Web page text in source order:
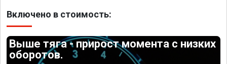
Включено в стоимость:
Выше тяга - прирост момента с низких
оборотов.